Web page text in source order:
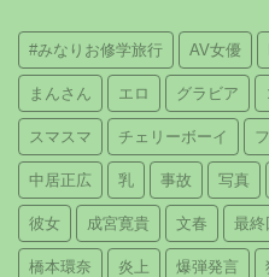
#みなりお修学旅行 AV女優
まんさん エロ グラビア
スマスマ チェリーボーイ
中居正広 乳 事故 写真
彼女 成宮寛貴 文春 最終
橋本環奈 炎上 爆弾発言